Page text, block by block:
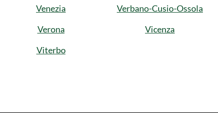
Venezia
Verbano-Cusio-Ossola
Verona
Vicenza
Viterbo